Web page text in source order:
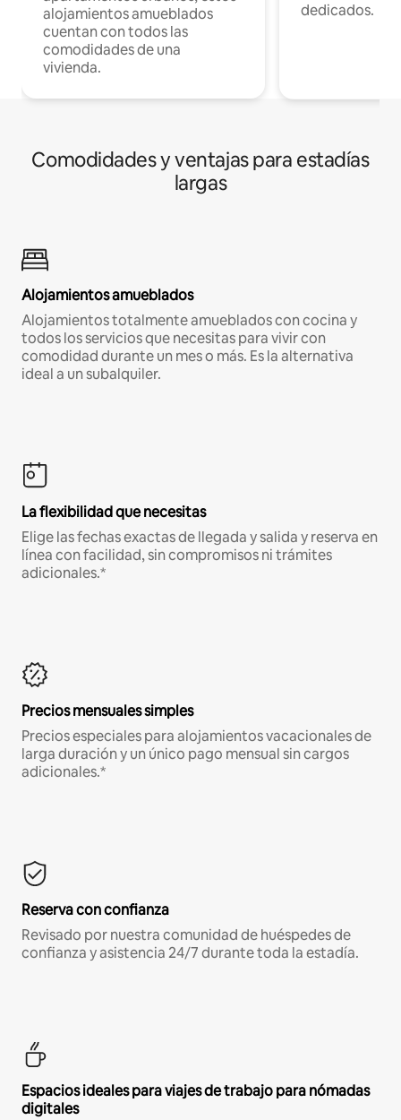
alojamientos amueblados
cuentan con todos las
comodidades de una
vivienda.
dedicados.
Comodidades y ventajas para estadías
largas
Alojamientos amueblados
Alojamientos totalmente amueblados con cocina y
todos los servicios que necesitas para vivir con
comodidad durante un mes o más. Es la alternativa
ideal a un subalquiler.
La flexibilidad que necesitas
Elige las fechas exactas de llegada y salida y reserva en
línea con facilidad, sin compromisos ni trámites
adicionales.*
Precios mensuales simples
Precios especiales para alojamientos vacacionales de
larga duración y un único pago mensual sin cargos
adicionales.*
Reserva con confianza
Revisado por nuestra comunidad de huéspedes de
confianza y asistencia 24/7 durante toda la estadía.
Espacios ideales para viajes de trabajo para nómadas
digitales